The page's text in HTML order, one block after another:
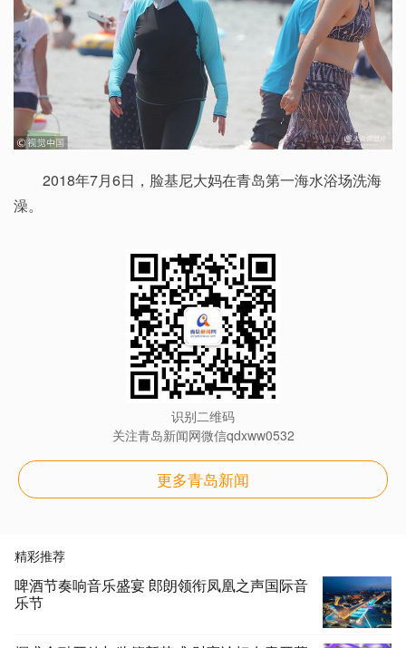
2018年7月6日，脸基尼大妈在青岛第一海水浴场洗海
澡。
识别二维码
关注青岛新闻网微信qdxww0532
更多青岛新闻
精彩推荐
啤酒节奏响音乐盛宴 郎朗领衔凤凰之声国际音
乐节